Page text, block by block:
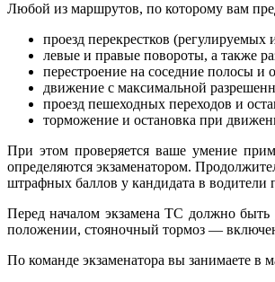
Любой из маршрутов, по которому вам
проезд перекрестков (регулируемых
левые и правые повороты, а также
перестроение на соседние полосы и
движение с максимальной
проезд пешеходных переходов и
торможение и остановка при
При этом проверяется ваше умение
определяются экзаменатором.
штрафных баллов у кандидата в водители
Перед началом экзамена ТС должно
положении, стояночный тормоз —
По команде экзаменатора вы занимаете в